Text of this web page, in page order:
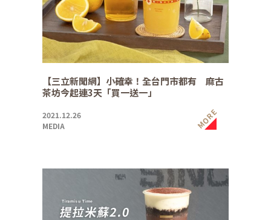
【三立新聞網】小確幸！全台門市都有 麻古
茶坊今起連3天「買一送一」
2021.12.26
MEDIA
MORE